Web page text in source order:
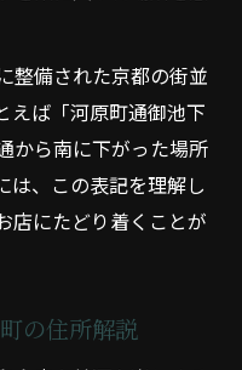
整備された京都の街並
えば「河原町通御池下
から南に下がった場所
は、この表記を理解し
店にたどり着くことが
の住所解説